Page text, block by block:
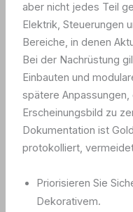
aber nicht jedes Teil
Elektrik, Steuerungen
Bereiche, in denen
Bei der Nachrüstung
Einbauten und
spätere
Erscheinungsbild zu
Dokumentation ist
protokolliert,
Priorisieren Sie
Dekorativem.